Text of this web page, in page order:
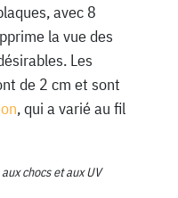
avec 8
la vue des
Les
de 2 cm et sont
, qui a varié au fil
chocs et aux UV